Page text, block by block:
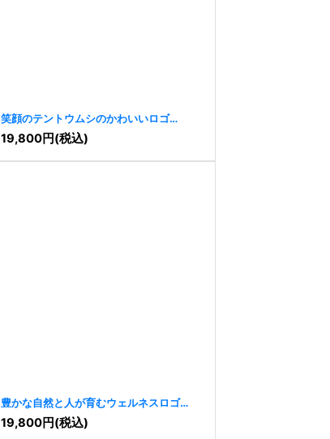
笑顔のテントウムシのかわいいロゴ
[9736]
19,800円(税込)
豊かな自然と人が育むウェルネスロゴ
[9506]
19,800円(税込)